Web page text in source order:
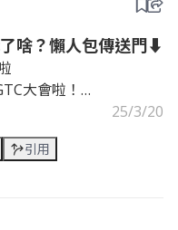
啥？懶人包傳送門⬇️
大會啦！
人
25/3/20
引用